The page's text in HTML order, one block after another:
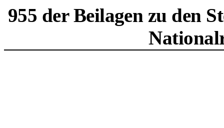
955 der Beilagen zu den